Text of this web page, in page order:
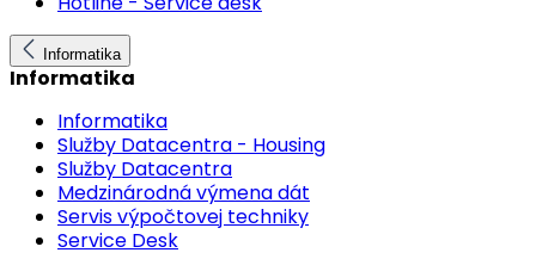
Informatika
Informatika
Informatika
Služby Datacentra - Housing
Služby Datacentra
Medzinárodná výmena dát
Servis výpočtovej techniky
Service Desk